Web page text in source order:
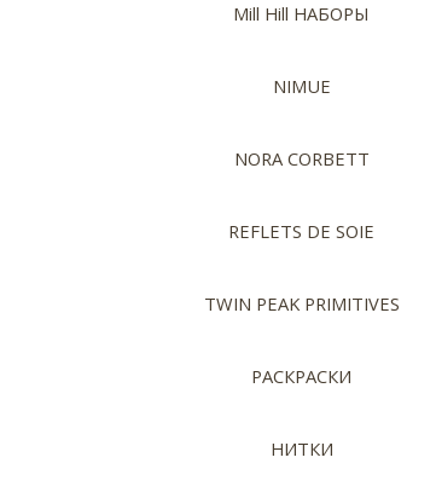
Mill Hill НАБОРЫ
NIMUE
NORA CORBETT
REFLETS DE SOIE
TWIN PEAK PRIMITIVES
РАСКРАСКИ
НИТКИ